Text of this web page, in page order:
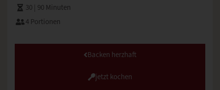
30 | 90 Minuten
4 Portionen
Backen herzhaft
jetzt kochen